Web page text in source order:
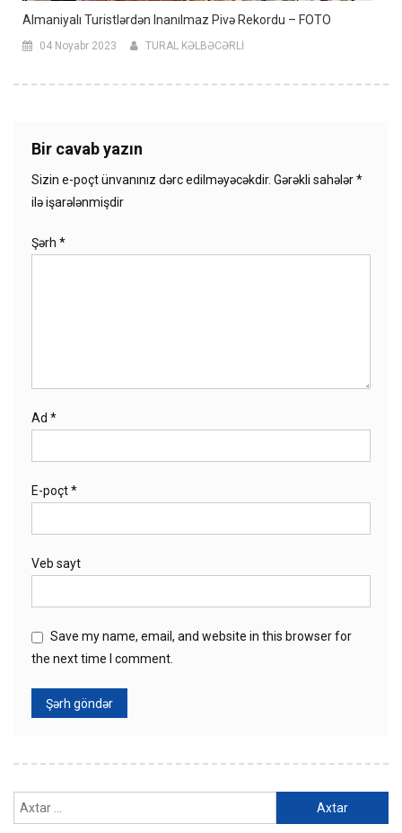
Almaniyalı Turistlərdən Inanılmaz Pivə Rekordu – FOTO
04 Noyabr 2023 TURAL KƏLBƏCƏRLİ
Bir cavab yazın
Sizin e-poçt ünvanınız dərc edilməyəcəkdir. Gərəkli sahələr*
ilə işarələnmişdir
Şərh *
Ad *
E-poçt*
Veb sayt
Save my name, email, and website in this browser for
the next time I comment.